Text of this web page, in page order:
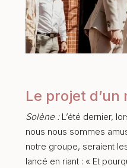
Le projet
Solène :L’été dernier,
nous nous sommes
notre groupe, seraient
lancé en riant : « Et